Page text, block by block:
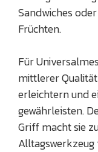
Sandwiches
Früchten.
Für
mittlerer
erleichtern und
gewährleisten.
Griff macht sie